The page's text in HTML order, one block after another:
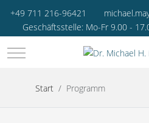
+49 711 216-96421
Geschäftsstelle: Mo-Fr 9.00 -
Mobile Menu Toggle
Start Programm